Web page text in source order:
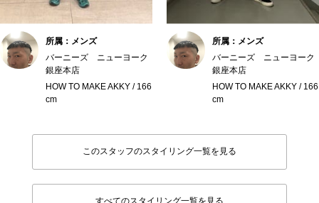
所属：メンズ
バーニーズ ニューヨーク
銀座本店
HOW TO MAKE AKKY / 166
cm
所属：メンズ
バーニーズ ニューヨーク
銀座本店
HOW TO MAKE AKKY / 166
cm
このスタッフのスタイリング一覧を見る